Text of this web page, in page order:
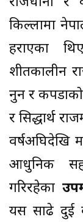
किल्लामा
हराएका
शीतकालीन
नुन र कपडाको
र सिद्धार्थ
वर्षअघिदेखि
आधुनिक
गरिरहेका
यस साढे दुई